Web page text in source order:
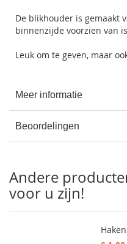
De blikhouder is gemaakt
binnenzijde voorzien van
Leuk om te geven, maar
Meer informatie
Beoordelingen
Andere
voor u zijn!